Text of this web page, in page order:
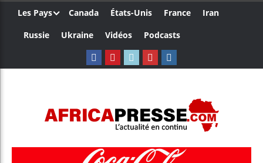
Les Pays Canada États-Unis France
Iran
Russie
Ukraine Vidéos Podcasts